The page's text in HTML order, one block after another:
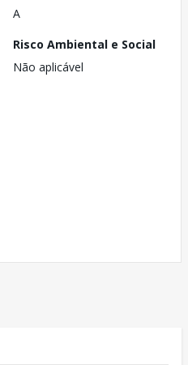
A
Risco Ambiental e Social
Não aplicável